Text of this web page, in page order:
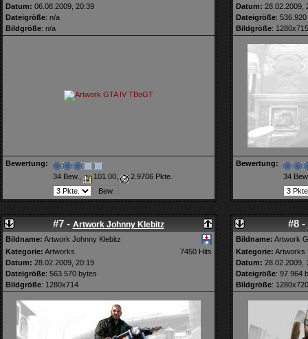
Datum: 06.08.2009, 20:39
Dateigröße: n/a
Bildgröße: n/a
Bewertung:
34 Bew.,
101.00, 2.9706 Pkte.
Datum: 28.02.2009,
Dateigröße:
Bildgröße: 1280x715
Bewertung:
34
#7 - Artwork Johnny Klebitz
Bildname: Artwork Johnny Klebitz
Kategorie: Artworks
7450 Hits
Datum: 28.02.2009, 20:19
Dateigröße: 563.570 bytes
Bildgröße: 1280x714
#8 -
Bildname: Artwork
Kategorie: Artworks
Datum: 28.02.2009,
Dateigröße: 97.964
Bildgröße: 1280x720